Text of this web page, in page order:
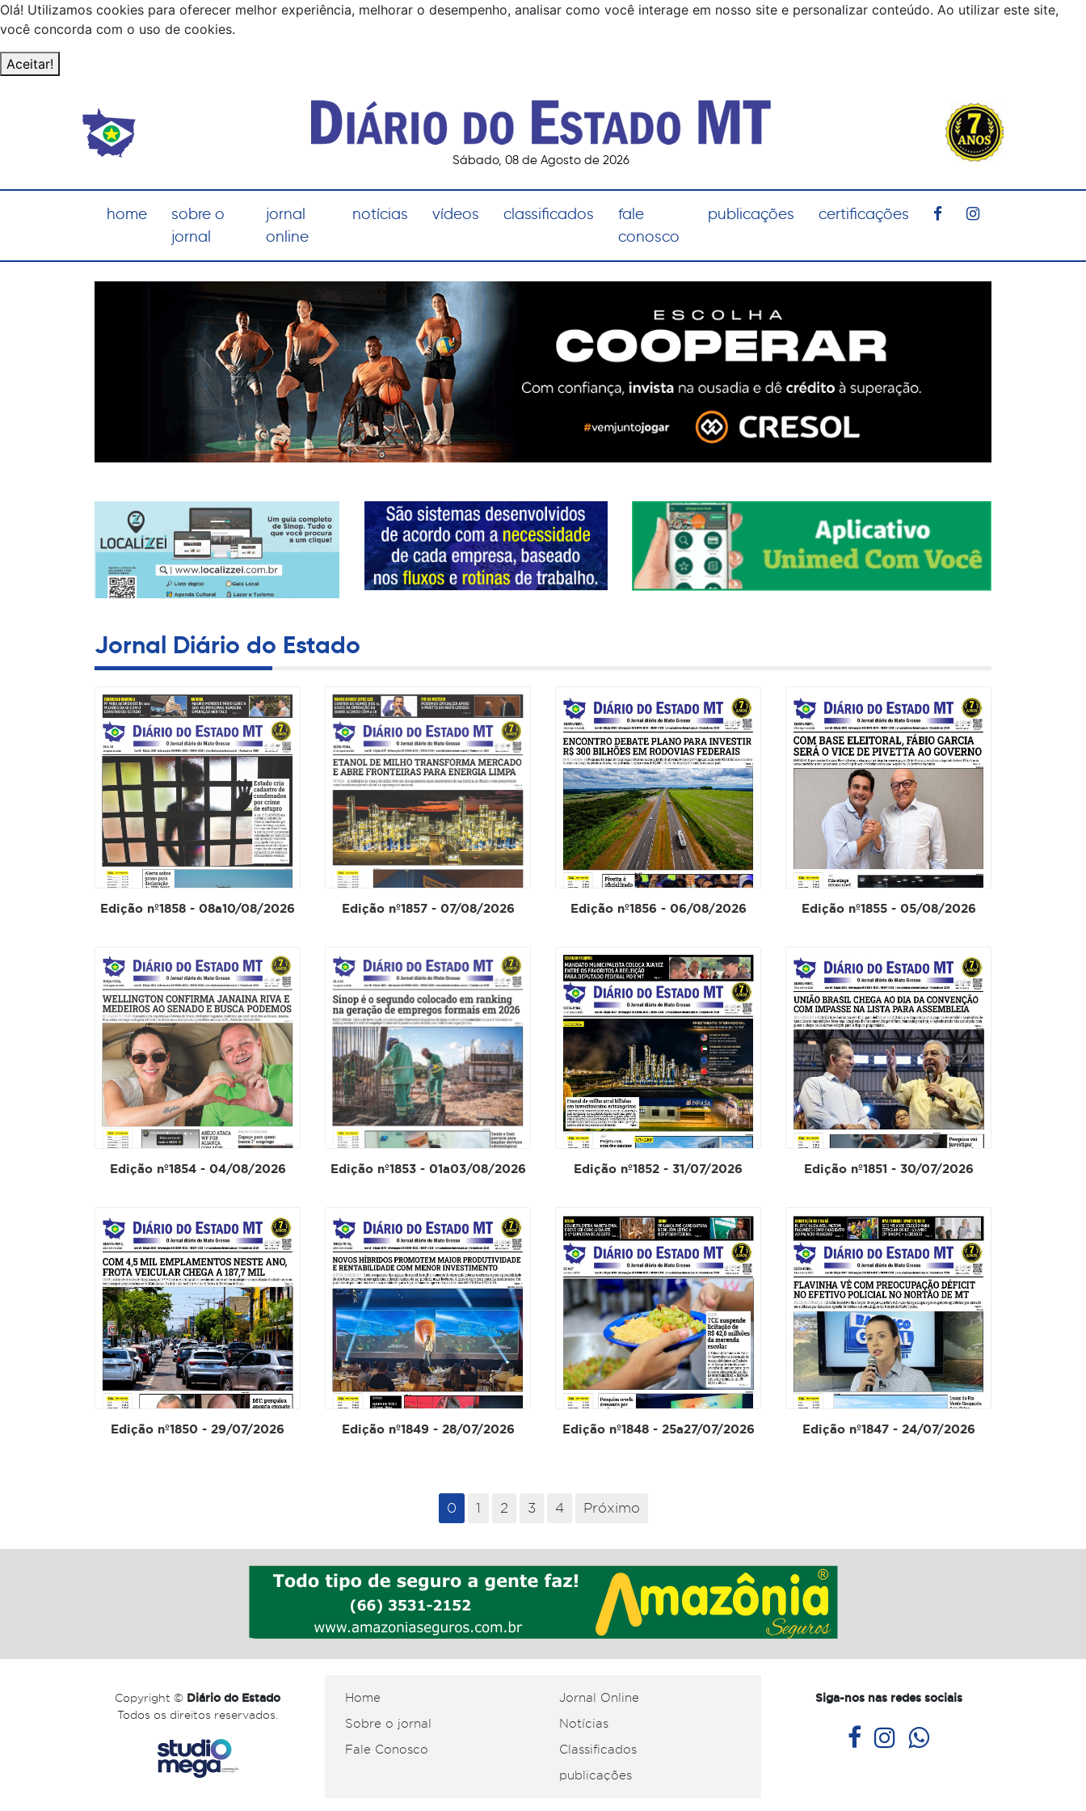
Olá! Utilizamos cookies para oferecer melhor experiência, melhorar o desempenho, analisar como você interage em nosso site e personalizar conteúdo. Ao utilizar este site,
você concorda com o uso de cookies.
Aceitar!
Sábado, 08 de Agosto de 2026
home
sobre o
jornal
jornal
online
notícias vídeos classificados
fale
conosco
publicações certificações
Jornal Diário do Estado
Edição nº1858 - 08a10/08/2026 Edição nº1857 - 07/08/2026 Edição nº1856 - 06/08/2026 Edição nº1855 - 05/08/2026
Edição nº1854 - 04/08/2026 Edição nº1853 - 01a03/08/2026 Edição nº1852 - 31/07/2026 Edição nº1851 - 30/07/2026
Edição nº1850 - 29/07/2026 Edição nº1849 - 28/07/2026 Edição nº1848 - 25a27/07/2026 Edição nº1847 - 24/07/2026
0 1 2 3 4 Próximo
Copyright © Diário do Estado
Todos os direitos reservados.
Home
Sobre o jornal
Fale Conosco
Jornal Online
Notícias
Classificados
publicações
Siga-nos nas redes sociais